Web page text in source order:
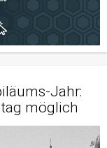
Jahr:
möglich